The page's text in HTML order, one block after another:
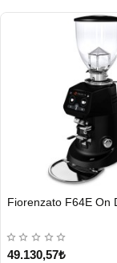
GÖNDERİ
49.130,57₺